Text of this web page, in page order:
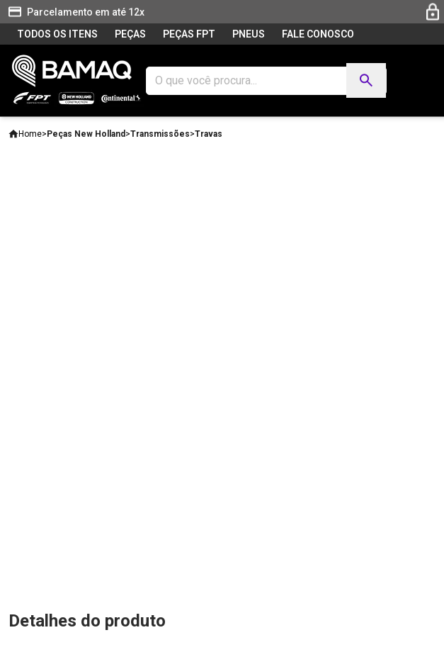
Parcelamento em até 12x
TODOS OS ITENS
PEÇAS PEÇAS FPT PNEUS FALE CONOSCO
Home> Peças New Holland >Transmissões>Travas
Detalhes do produto